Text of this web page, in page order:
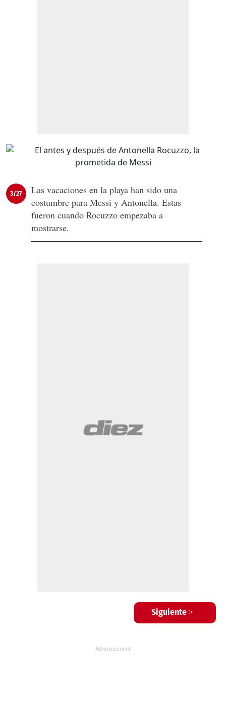
3/27
Las vacaciones en la playa han sido una
costumbre para Messi y Antonella. Estas
fueron cuando Rocuzzo empezaba a
mostrarse.
Siguiente >